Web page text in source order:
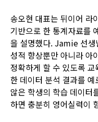
송오현 대표는 뒤이어
기반으로 한 통계자료를
을 설명했다. Jamie 선생
성적 향상뿐만 아니라 아
정확하게 할 수 있도록
한 데이터 분석 결과를
않은 학생의 학습 데이터
하면 충분히 영어실력이